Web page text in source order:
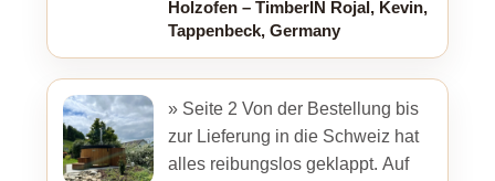
Holzofen – TimberIN Rojal, Kevin,
Tappenbeck, Germany
» Seite 2 Von der Bestellung bis
zur Lieferung in die Schweiz hat
alles reibungslos geklappt. Auf